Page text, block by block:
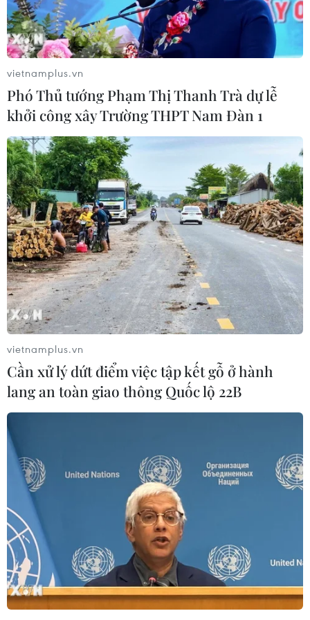
quy định của pháp luật về kinh doanh và điều
kiện kinh doanh vận tải, đặc biệt tập trung vào
các quy định bảo đảm an toàn giao thông đối
với lái xe ôtô kinh doanh vận tải.../.
(Vietnam+)
#Giá vé máy bay
#nghỉ lễ 30/4-1/5
#ùn tắc giao thông
#vi phạm giao thông
Theo dõi VietnamPlus
TIN LIÊN QUAN
vietnamplus.vn
Phó Thủ tướng Phạm Thị Thanh Trà dự lễ
khởi công xây Trường THPT Nam Đàn 1
vietnamplus.vn
Cần xử lý dứt điểm việc tập kết gỗ ở hành
lang an toàn giao thông Quốc lộ 22B